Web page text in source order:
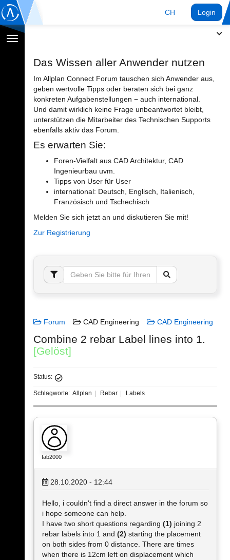
CH Login
Navigation
Das Wissen aller Anwender nutzen
Im Allplan Connect Forum tauschen sich Anwender aus,
geben wertvolle Tipps oder beraten sich bei ganz
konkreten Aufgabenstellungen − auch international.
Und damit wirklich keine Frage unbeantwortet bleibt,
unterstützen die Mitarbeiter des Technischen Supports
ebenfalls aktiv das Forum.
Es erwarten Sie:
Foren-Vielfalt aus CAD Architektur, CAD
Ingenieurbau uvm.
Tipps von User für User
international: Deutsch, Englisch, Italienisch,
Französisch und Tschechisch
Melden Sie sich jetzt an und diskutieren Sie mit!
Zur Registrierung
Forum CAD Engineering CAD Engineering
Combine 2 rebar Label lines into 1.
[Gelöst]
Status:
Schlagworte: Allplan Rebar Labels
fab2000
28.10.2020 - 12:44
Hello, i couldn't find a direct answer in the forum so
i hope someone can help.
I have two short questions regarding (1) joining 2
rebar labels into 1 and (2) starting the placement
on both sides from 0 distance. There are times
when there is 12cm left on displacement which